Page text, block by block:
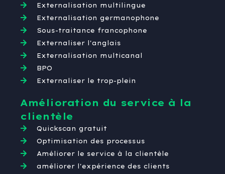
Externalisation multilingue
Externalisation germanophone
Sous-traitance francophone
Externaliser l'anglais
Externalisation multicanal
BPO
Externaliser le trop-plein
Amélioration du service à la
clientèle
Quickscan gratuit
Optimisation des processus
Améliorer le service à la clientèle
améliorer l'expérience des clients